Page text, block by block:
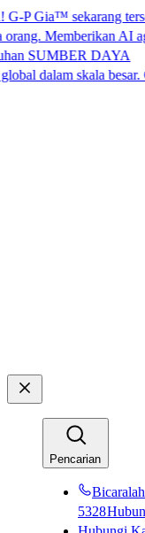
Gia™ sekarang tersedia
Memberikan AI
SUMBER DAYA
dalam skala besar.
Pencarian​​
5328​​